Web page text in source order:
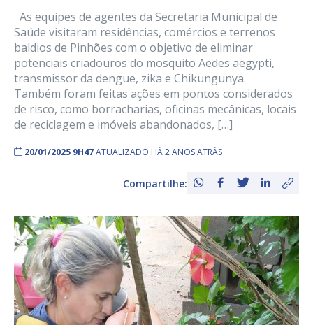
As equipes de agentes da Secretaria Municipal de
Saúde visitaram residências, comércios e terrenos
baldios de Pinhões com o objetivo de eliminar
potenciais criadouros do mosquito Aedes aegypti,
transmissor da dengue, zika e Chikungunya.
Também foram feitas ações em pontos considerados
de risco, como borracharias, oficinas mecânicas, locais
de reciclagem e imóveis abandonados, […]
20/01/2025 9H47ATUALIZADO HÁ 2 ANOS ATRÁS
Compartilhe: